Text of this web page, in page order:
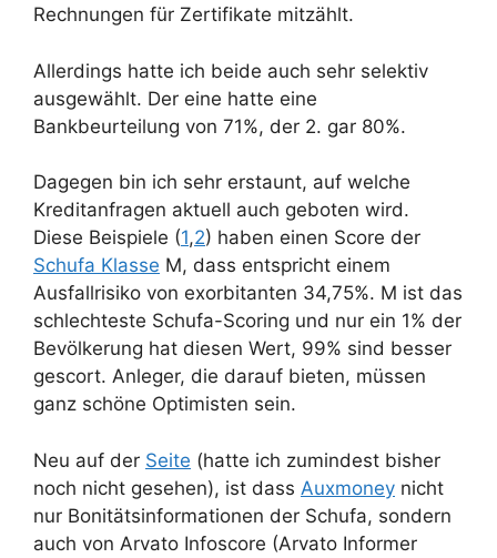
Rechnungen für Zertifikate mitzählt.
Allerdings hatte ich beide auch sehr selektiv
ausgewählt. Der eine hatte eine
Bankbeurteilung von 71%, der 2. gar 80%.
Dagegen bin ich sehr erstaunt, auf welche
Kreditanfragen aktuell auch geboten wird.
Diese Beispiele (1,2) haben einen Score der
Schufa Klasse M, dass entspricht einem
Ausfallrisiko von exorbitanten 34,75%. M ist das
schlechteste Schufa-Scoring und nur ein 1% der
Bevölkerung hat diesen Wert, 99% sind besser
gescort. Anleger, die darauf bieten, müssen
ganz schöne Optimisten sein.
Neu auf der Seite (hatte ich zumindest bisher
noch nicht gesehen), ist dass Auxmoney nicht
nur Bonitätsinformationen der Schufa, sondern
auch von Arvato Infoscore (Arvato Informer